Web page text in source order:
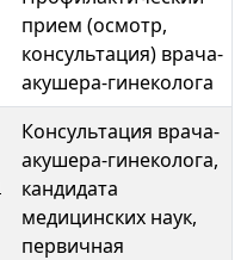
прием (осмотр,
консультация) врача-
акушера-гинеколога
Консультация врача-
акушера-гинеколога,
кандидата
медицинских наук,
первичная